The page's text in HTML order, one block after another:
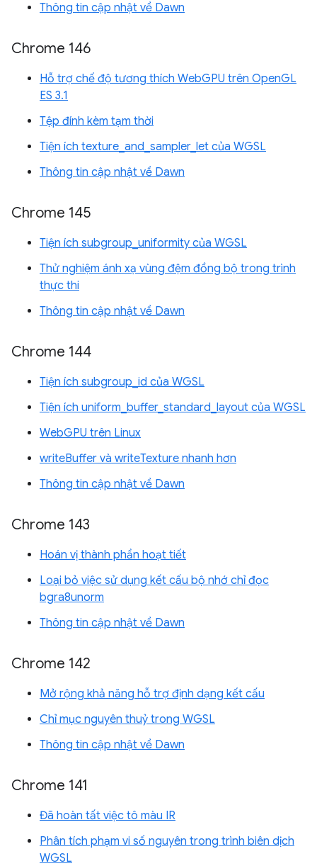
Thông tin cập nhật về Dawn
Chrome 146
Hỗ trợ chế độ tương thích WebGPU trên OpenGL
ES 3.1
Tệp đính kèm tạm thời
Tiện ích texture_and_sampler_let của WGSL
Thông tin cập nhật về Dawn
Chrome 145
Tiện ích subgroup_uniformity của WGSL
Thử nghiệm ánh xạ vùng đệm đồng bộ trong trình
thực thi
Thông tin cập nhật về Dawn
Chrome 144
Tiện ích subgroup_id của WGSL
Tiện ích uniform_buffer_standard_layout của WGSL
WebGPU trên Linux
writeBuffer và writeTexture nhanh hơn
Thông tin cập nhật về Dawn
Chrome 143
Hoán vị thành phần hoạt tiết
Loại bỏ việc sử dụng kết cấu bộ nhớ chỉ đọc
bgra8unorm
Thông tin cập nhật về Dawn
Chrome 142
Mở rộng khả năng hỗ trợ định dạng kết cấu
Chỉ mục nguyên thuỷ trong WGSL
Thông tin cập nhật về Dawn
Chrome 141
Đã hoàn tất việc tô màu IR
Phân tích phạm vi số nguyên trong trình biên dịch
WGSL